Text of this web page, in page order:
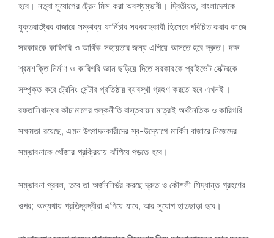
হবে। নতুবা সুযোগের ট্রেন মিস করা অবশ্যম্ভাবী। দ্বিতীয়ত, বাংলাদেশকে
যুক্তরাষ্ট্রের বাজারে সম্ভাব্য ফার্নিচার সরবরাহকারী হিসেবে পরিচিত করার কাজে
সরকারকে কারিগরি ও আর্থিক সহায়তার জন্য এগিয়ে আসতে হবে দ্রুত। দক্ষ
শ্রমশক্তি নির্মাণ ও কারিগরি জ্ঞান ছড়িয়ে দিতে সরকারকে প্রাইভেট সেক্টরকে
সম্পৃক্ত করে ট্রেনিং সেন্টার প্রতিষ্ঠায় ব্যবস্থা গ্রহণ করতে হবে এখনই।
রফতানিবান্ধব কাঁচামালের শুল্কনীতি বাস্তবায়ন মাত্রই অর্থনৈতিক ও কারিগরি
সক্ষমতা রয়েছে, এমন উৎপাদনকারীদের স্ব-উদ্যোগে মার্কিন বাজারে নিজেদের
সম্ভাবনাকে খোঁজার প্রক্রিয়ায় ঝাঁপিয়ে পড়তে হবে।
সম্ভাবনা প্রবল, তবে তা অর্জননির্ভর করছে দ্রুত ও কৌশলী সিদ্ধান্ত গ্রহণের
ওপর; অন্যথায় প্রতিদ্বন্দ্বীরা এগিয়ে যাবে, আর সুযোগ হাতছাড়া হবে।